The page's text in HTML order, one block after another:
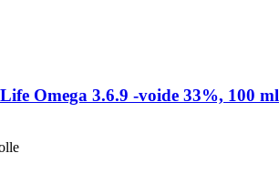
Omega 3.6.9 -​voide 33%, 100 ml